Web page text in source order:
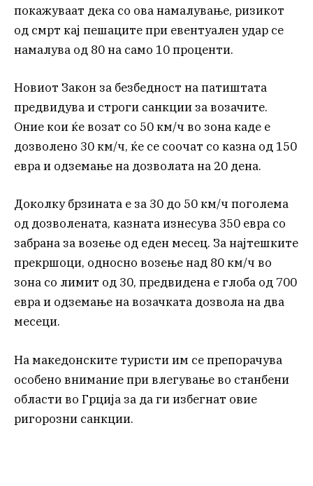
покажуваат дека со ова намалување, ризикот
од смрт кај пешаците при евентуален удар се
намалува од 80 на само 10 проценти.
Новиот Закон за безбедност на патиштата
предвидува и строги санкции за возачите.
Оние кои ќе возат со 50 км/ч во зона каде е
дозволено 30 км/ч, ќе се соочат со казна од 150
евра и одземање на дозволата на 20 дена.
Доколку брзината е за 30 до 50 км/ч поголема
од дозволената, казната изнесува 350 евра со
забрана за возење од еден месец. За најтешките
прекршоци, односно возење над 80 км/ч во
зона со лимит од 30, предвидена е глоба од 700
евра и одземање на возачката дозвола на два
месеци.
На македонските туристи им се препорачува
особено внимание при влегување во станбени
области во Грција за да ги избегнат овие
ригорозни санкции.